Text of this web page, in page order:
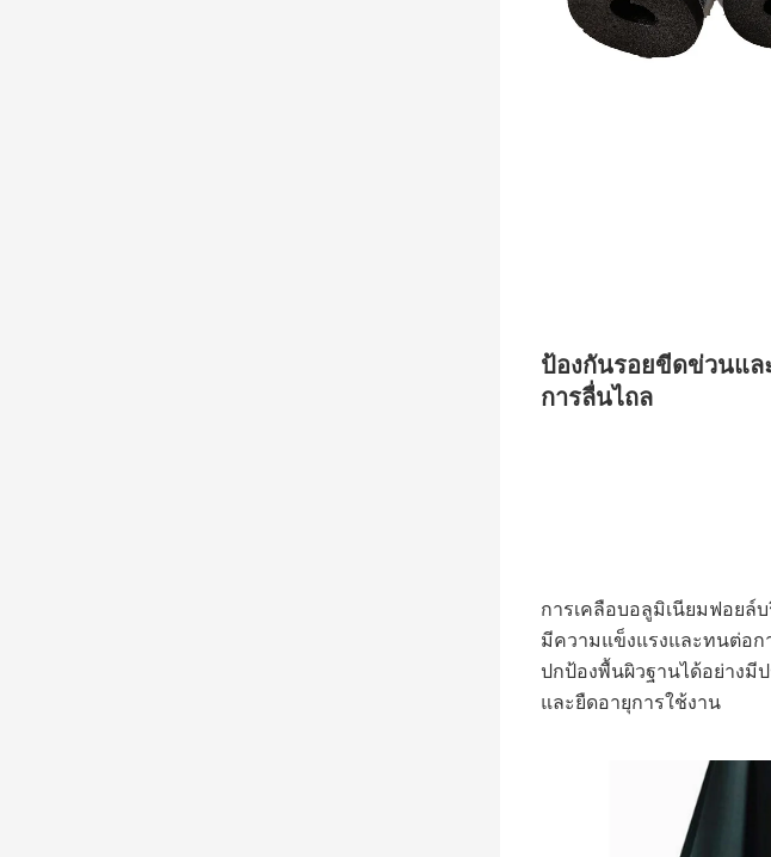
ป้องกันรอยขีดข่วนแล
การลื่นไถล
การเคลือบอลูมิเนียมฟอยล์
มีความแข็งแรงและทนต่อก
ปกป้องพื้นผิวฐานได้อย่างมี
และยืดอายุการใช้งาน